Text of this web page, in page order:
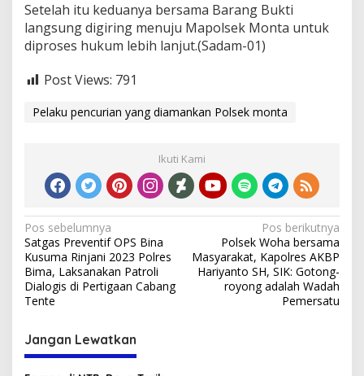
Setelah itu keduanya bersama Barang Bukti
langsung digiring menuju Mapolsek Monta untuk
diproses hukum lebih lanjut.(Sadam-01)
Post Views: 791
Pelaku pencurian yang diamankan Polsek monta
Ikuti Kami
Navigasi
pos
Pos sebelumnya
Satgas Preventif OPS Bina
Kusuma Rinjani 2023 Polres
Bima, Laksanakan Patroli
Dialogis di Pertigaan Cabang
Tente
Pos berikutnya
Polsek Woha bersama
Masyarakat, Kapolres AKBP
Hariyanto SH, SIK: Gotong-
royong adalah Wadah
Pemersatu
Jangan Lewatkan